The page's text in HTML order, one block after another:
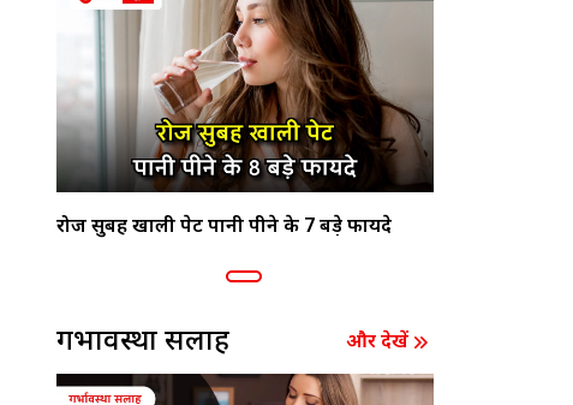
रोज सुबह खाली पेट पानी पीने के 7 बड़े फायदे
गर्भावस्था सलाह और देखें